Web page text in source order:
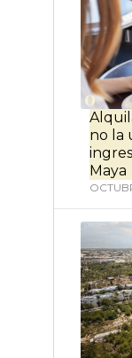
no la
Maya